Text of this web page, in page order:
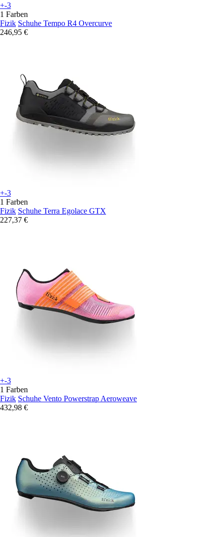
+-3
1 Farben
Fizik Schuhe Tempo R4 Overcurve
246,95 €
+-3
1 Farben
Fizik Schuhe Terra Egolace GTX
227,37 €
+-3
1 Farben
Fizik Schuhe Vento Powerstrap Aeroweave
432,98 €